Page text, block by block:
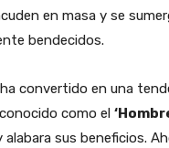
en masa y se
bendecidos.
convertido en una
como el
sus beneficios.